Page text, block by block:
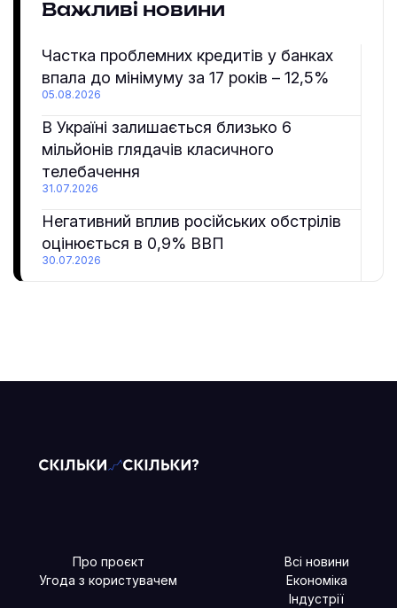
Важливі новини
Частка проблемних кредитів у банках
впала до мінімуму за 17 років – 12,5%
05.08.2026
В Україні залишається близько 6
мільйонів глядачів класичного
телебачення
31.07.2026
Негативний вплив російських обстрілів
оцінюється в 0,9% ВВП
30.07.2026
Про проєкт
Угода з користувачем
Всі новини
Економіка
Індустрії